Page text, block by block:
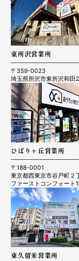
東所沢営業所
〒359-0023
埼玉県所沢市東所沢和田
ひばりヶ丘営業所
〒188-0001
東京都西東京市谷戸町２
ファーストコンフォート
東久留米営業所